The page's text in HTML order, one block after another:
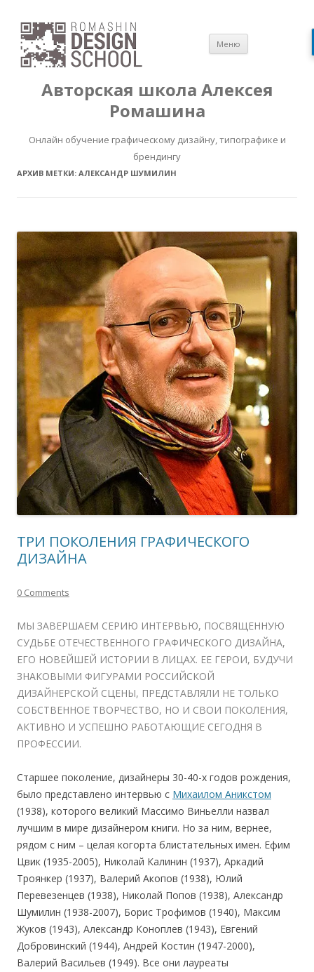
Авторская школа Алексея
Ромашина
Онлайн обучение графическому дизайну, типографике и
брендингу
Меню
содержимому
АРХИВ МЕТКИ: АЛЕКСАНДР ШУМИЛИН
ТРИ ПОКОЛЕНИЯ ГРАФИЧЕСКОГО
ДИЗАЙНА
0 Comments
МЫ ЗАВЕРШАЕМ СЕРИЮ ИНТЕРВЬЮ, ПОСВЯЩЕННУЮ
СУДЬБЕ ОТЕЧЕСТВЕННОГО ГРАФИЧЕСКОГО ДИЗАЙНА,
ЕГО НОВЕЙШЕЙ ИСТОРИИ В ЛИЦАХ. ЕЕ ГЕРОИ, БУДУЧИ
ЗНАКОВЫМИ ФИГУРАМИ РОССИЙСКОЙ
ДИЗАЙНЕРСКОЙ СЦЕНЫ, ПРЕДСТАВЛЯЛИ НЕ ТОЛЬКО
СОБСТВЕННОЕ ТВОРЧЕСТВО, НО И СВОИ ПОКОЛЕНИЯ,
АКТИВНО И УСПЕШНО РАБОТАЮЩИЕ СЕГОДНЯ В
ПРОФЕССИИ.
Старшее поколение, дизайнеры 30-40-х годов рождения,
было представлено интервью с Михаилом Аникстом
(1938), которого великий Массимо Виньелли назвал
лучшим в мире дизайнером книги. Но за ним, вернее,
рядом с ним – целая когорта блистательных имен. Ефим
Цвик (1935-2005), Николай Калинин (1937), Аркадий
Троянкер (1937), Валерий Акопов (1938), Юлий
Перевезенцев (1938), Николай Попов (1938), Александр
Шумилин (1938-2007), Борис Трофимов (1940), Максим
Жуков (1943), Александр Коноплев (1943), Евгений
Добровинский (1944), Андрей Костин (1947-2000),
Валерий Васильев (1949). Все они лауреаты